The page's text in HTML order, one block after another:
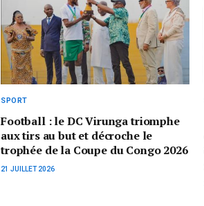
SPORT
Football : le DC Virunga triomphe
aux tirs au but et décroche le
trophée de la Coupe du Congo 2026
21 JUILLET 2026